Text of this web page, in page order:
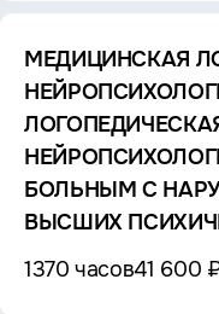
МЕДИЦИНСКАЯ
БОЛЬНЫМ С
ВЫСШИХ
1370 часов41 600